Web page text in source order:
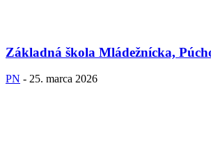
Základná škola Mládežnícka,
PN - 25. marca 2026